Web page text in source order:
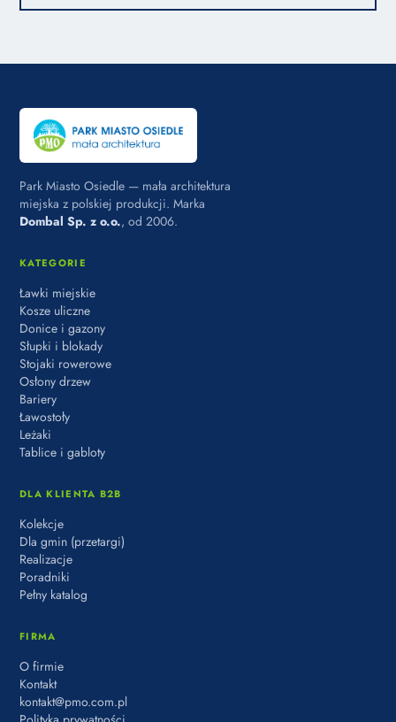
Park Miasto Osiedle — mała architektura
miejska z polskiej produkcji. Marka
Dombal Sp. z o.o., od 2006.
KATEGORIE
Ławki miejskie
Kosze uliczne
Donice i gazony
Słupki i blokady
Stojaki rowerowe
Osłony drzew
Bariery
Ławostoły
Leżaki
Tablice i gabloty
DLA KLIENTA B2B
Kolekcje
Dla gmin (przetargi)
Realizacje
Poradniki
Pełny katalog
FIRMA
O firmie
Kontakt
kontakt@pmo.com.pl